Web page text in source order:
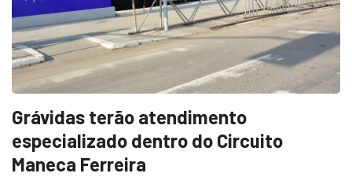
Grávidas terão atendimento
especializado dentro do Circuito
Maneca Ferreira